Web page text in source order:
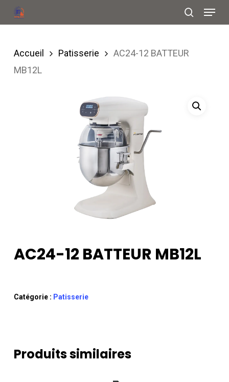
Skip
to
content
search
Menu
Accueil Patisserie
AC24-12 BATTEUR
MB12L
AC24-12 BATTEUR MB12L
Catégorie : Patisserie
Produits similaires